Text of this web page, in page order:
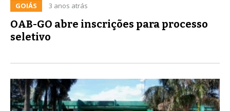
GOIÁS 3 anos atrás
OAB-GO abre inscrições para processo
seletivo